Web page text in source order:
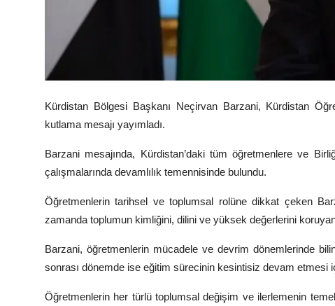
Kürdistan Bölgesi Başkanı Neçirvan Barzani, Kürdistan
kutlama mesajı yayımladı.
Barzani mesajında, Kürdistan’daki tüm öğretmenlere ve
çalışmalarında devamlılık temennisinde bulundu.
Öğretmenlerin tarihsel ve toplumsal rolüne dikkat çeken
zamanda toplumun kimliğini, dilini ve yüksek değerlerini
Barzani, öğretmenlerin mücadele ve devrim dönemlerinde
sonrası dönemde ise eğitim sürecinin kesintisiz devam etmesi
Öğretmenlerin her türlü toplumsal değişim ve ilerlemenin